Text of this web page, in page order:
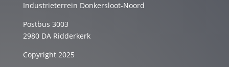
Industrieterrein Donkersloot-Noord
Postbus 3003
2980 DA Ridderkerk
Copyright 2025